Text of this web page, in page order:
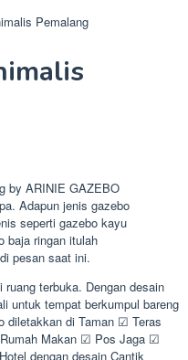
Pemalang
by ARINIE GAZEBO
Adapun jenis gazebo
seperti gazebo kayu
baja ringan itulah
pesan saat ini.
terbuka. Dengan desain
untuk tempat berkumpul bareng
diletakkan di Taman ☑ Teras
Makan ☑ Pos Jaga ☑
dengan desain Cantik